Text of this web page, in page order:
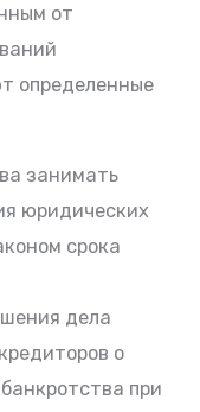
от
определенные
занимать
юридических
срока
дела
о
при